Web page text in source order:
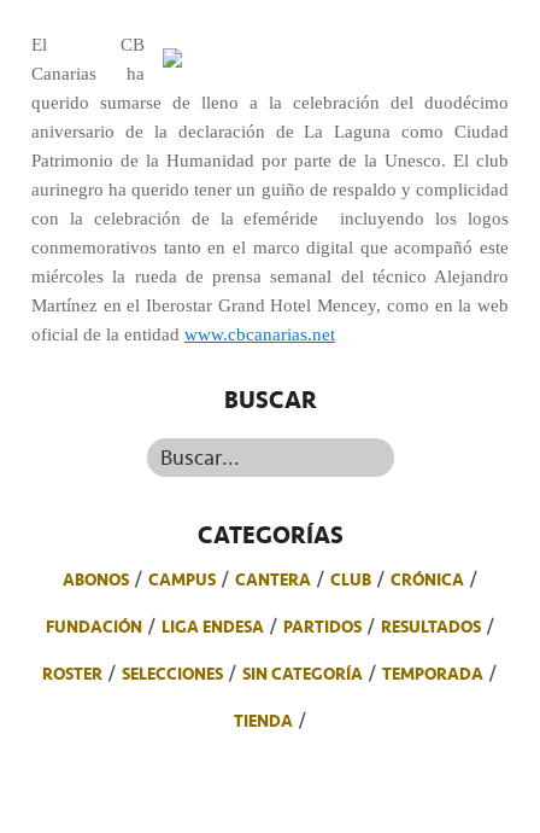
El CB
Canarias ha
querido sumarse de lleno a la celebración del duodécimo
aniversario de la declaración de La Laguna como Ciudad
Patrimonio de la Humanidad por parte de la Unesco. El club
aurinegro ha querido tener un guiño de respaldo y complicidad
con la celebración de la efeméride
incluyendo los logos
conmemorativos tanto en el marco digital que acompañó este
miércoles la rueda de prensa semanal del técnico Alejandro
Martínez en el Iberostar Grand Hotel Mencey, como en la web
oficial de la entidad www.cbcanarias.net
BUSCAR
Buscar...
CATEGORÍAS
ABONOS CAMPUS CANTERA CLUB
CRÓNICA
FUNDACIÓN
LIGA ENDESA PARTIDOS
RESULTADOS
ROSTER
SELECCIONES SIN CATEGORÍA
TEMPORADA
TIENDA